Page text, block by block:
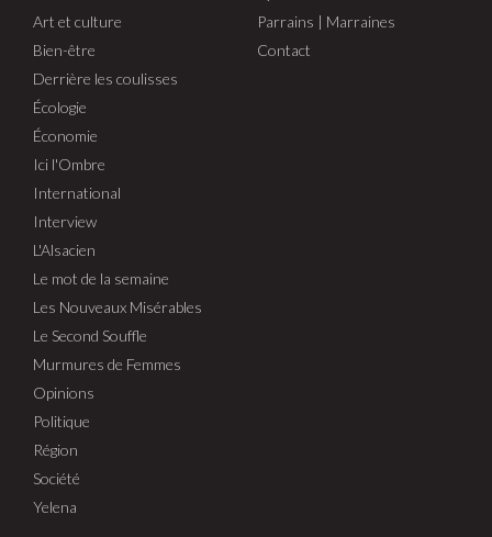
Art et culture
Bien-être
Derrière les coulisses
Écologie
Économie
Ici l'Ombre
International
Interview
L'Alsacien
Le mot de la semaine
Les Nouveaux Misérables
Le Second Souffle
Murmures de Femmes
Opinions
Politique
Région
Société
Yelena
Parrains | Marraines
Contact